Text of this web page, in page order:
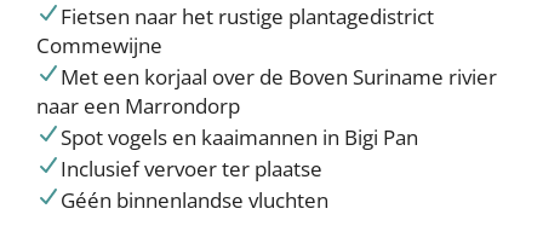
Fietsen naar het rustige plantagedistrict
Commewijne
Met een korjaal over de Boven Suriname rivier
naar een Marrondorp
Spot vogels en kaaimannen in Bigi Pan
Inclusief vervoer ter plaatse
Géén binnenlandse vluchten